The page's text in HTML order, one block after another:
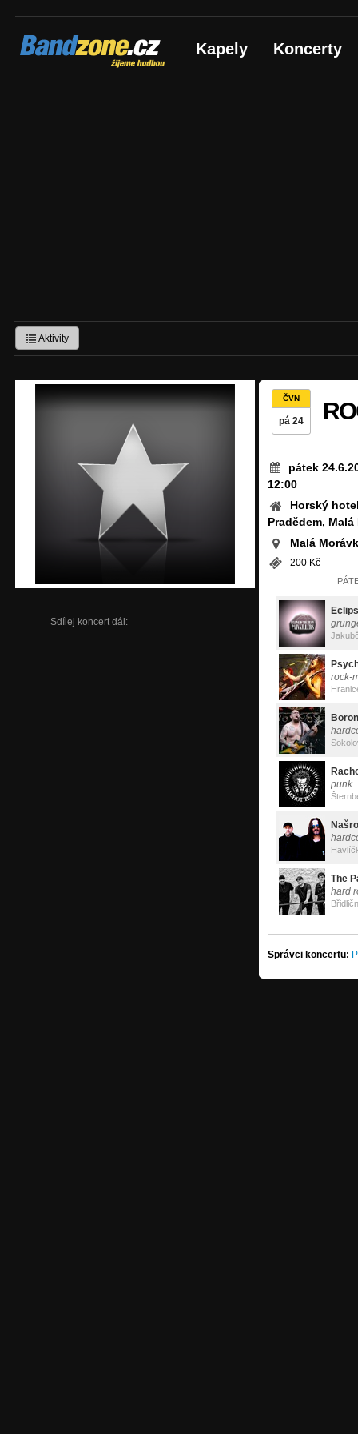
Bandzone.cz
žijeme hudbou Kapely Koncerty
Aktivity
Sdílej koncert dál:
ČVN
pá 24
pátek
12:00
Horský
Pradědem,
Malá
200 Kč
rock-
Boron
punk
The
hard
Správci koncertu: